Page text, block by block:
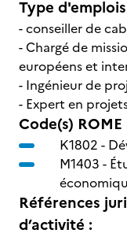
Type
- conseiller de
- Chargé de
européens et
- Ingénieur de
- Expert en
Code(s) ROME
K1802 -
M1403 -
Références
d’activité :